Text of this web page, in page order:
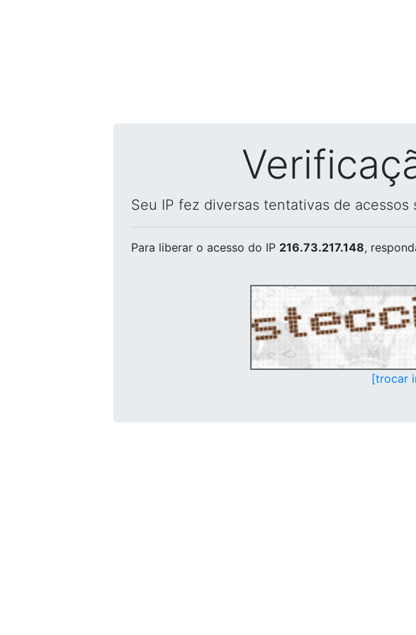
Seu IP fez diversas tentativas de
Para liberar o acesso do IP 216.73.217.148,
[trocar